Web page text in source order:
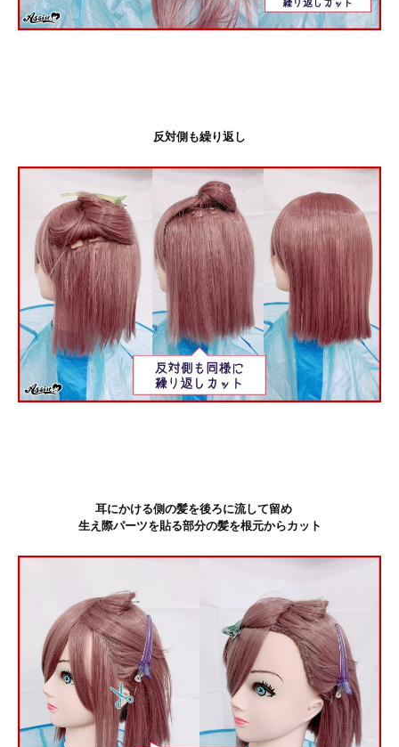
反対側も繰り返し
耳にかける側の髪を後ろに流して留め
生え際パーツを貼る部分の髪を根元からカット